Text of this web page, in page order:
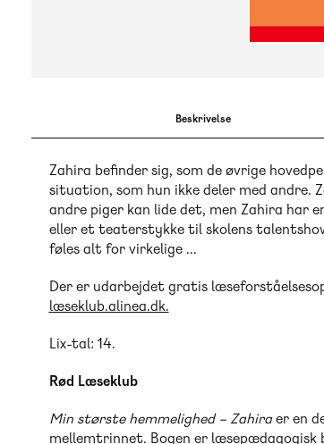
Beskrivelse
Zahira befinder sig, som de øvrige
situation, som hun ikke deler med andre.
andre piger kan lide det, men Zahira har
eller et teaterstykke til skolens
føles alt for virkelige ...
Der er udarbejdet gratis
læseklub.alinea.dk.
Lix-tal: 14.
Rød Læseklub
Min største hemmelighed – Zahiraer en
mellemtrinnet. Bogen er læsepædagogisk